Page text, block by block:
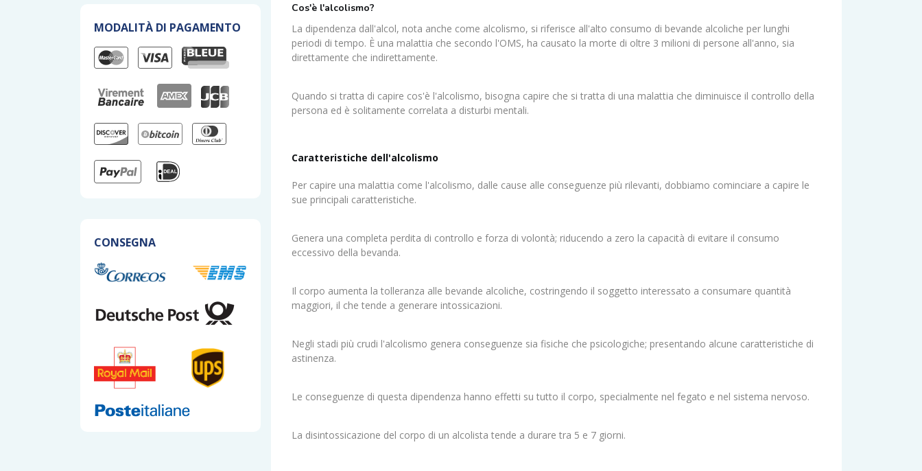
MODALITÀ DI PAGAMENTO
CONSEGNA
Cos'è l'alcolismo?
La dipendenza dall'alcol, nota anche come alcolismo, si riferisce all'alto consumo di bevande alcoliche per lunghi
periodi di tempo. È una malattia che secondo l'OMS, ha causato la morte di oltre 3 milioni di persone all'anno, sia
direttamente che indirettamente.
Quando si tratta di capire cos'è l'alcolismo, bisogna capire che si tratta di una malattia che diminuisce il controllo della
persona ed è solitamente correlata a disturbi mentali.
Caratteristiche dell'alcolismo
Per capire una malattia come l'alcolismo, dalle cause alle conseguenze più rilevanti, dobbiamo cominciare a capire le
sue principali caratteristiche.
Genera una completa perdita di controllo e forza di volontà; riducendo a zero la capacità di evitare il consumo
eccessivo della bevanda.
Il corpo aumenta la tolleranza alle bevande alcoliche, costringendo il soggetto interessato a consumare quantità
maggiori, il che tende a generare intossicazioni.
Negli stadi più crudi l'alcolismo genera conseguenze sia fisiche che psicologiche; presentando alcune caratteristiche di
astinenza.
Le conseguenze di questa dipendenza hanno effetti su tutto il corpo, specialmente nel fegato e nel sistema nervoso.
La disintossicazione del corpo di un alcolista tende a durare tra 5 e 7 giorni.